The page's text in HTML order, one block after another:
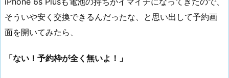
そういや安く交換できるんだったな、と思い出して予約画
面を開いてみたら、
「ない！予約枠が全く無いよ！」